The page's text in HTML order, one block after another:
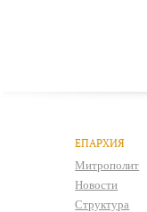
ЕПАРХИЯ
Митрополит
Новости
Структура